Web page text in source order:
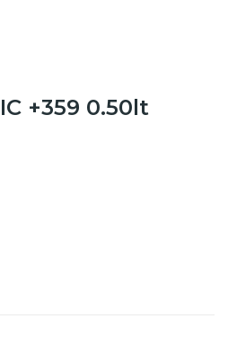
+359 0.50lt